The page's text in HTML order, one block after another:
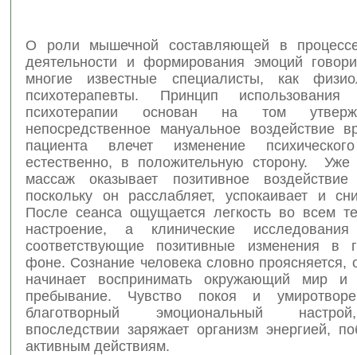
О роли мышечной составляющей в
деятельности и формирования эмоций
многие известные специалисты, как
психотерапевты. Принцип
психотерапии основан на том
непосредственное мануальное воздействие
пациента влечет изменение
естественно, в положительную сторону.
массаж оказывает позитивное
поскольку он расслабляет, успокаивает и
После сеанса ощущается легкость во всем
настроение, а клинические
соответствующие позитивные изменения в
фоне. Сознание человека словно проясняется,
начинает воспринимать окружающий мир
пребывание. Чувство покоя и
благотворный эмоциональный
впоследствии заряжает организм энергией,
активным действиям.